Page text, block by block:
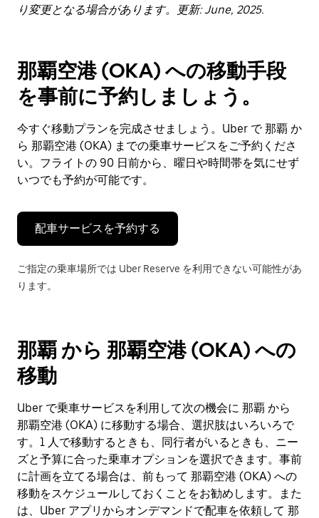
ま
タ
ン
で
カ
レ
ン
ダ
ー
を
じ
す。
り変更となる場合があります。更新: June, 2025.
那覇空港 (OKA) への移動手段
を事前に予約しましょう。
今すぐ移動プランを完成させましょう。Uber で 那覇 か
ら 那覇空港 (OKA) までの乗車サービスをご予約くださ
い。フライトの 90 日前から、曜日や時間帯を気にせず
いつでも予約が可能です。
配車サービスを予約する
ご指定の乗車場所では Uber Reserve を利用できない可能性があ
ります。
那覇 から 那覇空港 (OKA) への
移動
Uber で乗車サービスを利用して次の機会に 那覇 から
那覇空港 (OKA) に移動する場合、選択肢はいろいろで
す。1 人で移動するときも、同行者がいるときも、ニー
ズと予算に合った乗車オプションを選択できます。事前
に計画を立てる場合は、前もって 那覇空港 (OKA) への
移動をスケジュールしておくことをお勧めします。また
は、Uber アプリからオンデマンドで配車を依頼して 那